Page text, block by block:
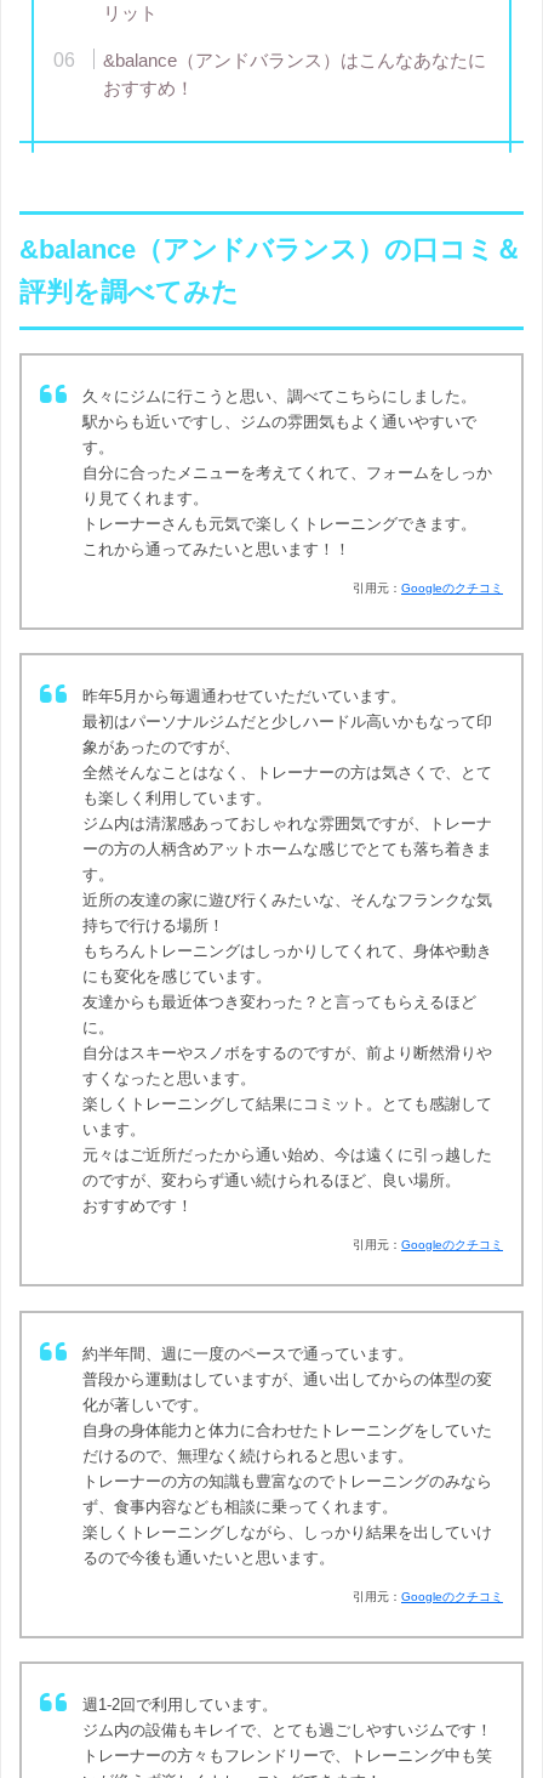
リット
&balance（アンドバランス）はこんなあなたに
おすすめ！
&balance（アンドバランス）の口コミ＆
評判を調べてみた
久々にジムに行こうと思い、調べてこちらにしました。
駅からも近いですし、ジムの雰囲気もよく通いやすいで
す。
自分に合ったメニューを考えてくれて、フォームをしっか
り見てくれます。
トレーナーさんも元気で楽しくトレーニングできます。
これから通ってみたいと思います！！
引用元： Googleのクチコミ
昨年5月から毎週通わせていただいています。
最初はパーソナルジムだと少しハードル高いかもなって印
象があったのですが、
全然そんなことはなく、トレーナーの方は気さくで、とて
も楽しく利用しています。
ジム内は清潔感あっておしゃれな雰囲気ですが、トレーナ
ーの方の人柄含めアットホームな感じでとても落ち着きま
す。
近所の友達の家に遊び行くみたいな、そんなフランクな気
持ちで行ける場所！
もちろんトレーニングはしっかりしてくれて、身体や動き
にも変化を感じています。
友達からも最近体つき変わった？と言ってもらえるほど
に。
自分はスキーやスノボをするのですが、前より断然滑りや
すくなったと思います。
楽しくトレーニングして結果にコミット。とても感謝して
います。
元々はご近所だったから通い始め、今は遠くに引っ越した
のですが、変わらず通い続けられるほど、良い場所。
おすすめです！
引用元： Googleのクチコミ
約半年間、週に一度のペースで通っています。
普段から運動はしていますが、通い出してからの体型の変
化が著しいです。
自身の身体能力と体力に合わせたトレーニングをしていた
だけるので、無理なく続けられると思います。
トレーナーの方の知識も豊富なのでトレーニングのみなら
ず、食事内容なども相談に乗ってくれます。
楽しくトレーニングしながら、しっかり結果を出していけ
るので今後も通いたいと思います。
引用元： Googleのクチコミ
週1-2回で利用しています。
ジム内の設備もキレイで、とても過ごしやすいジムです！
トレーナーの方々もフレンドリーで、トレーニング中も笑